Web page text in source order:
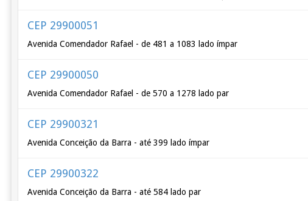
CEP 29900051
Avenida Comendador Rafael - de 481 a 1083 lado ímpar
CEP 29900050
Avenida Comendador Rafael - de 570 a 1278 lado par
CEP 29900321
Avenida Conceição da Barra - até 399 lado ímpar
CEP 29900322
Avenida Conceição da Barra - até 584 lado par